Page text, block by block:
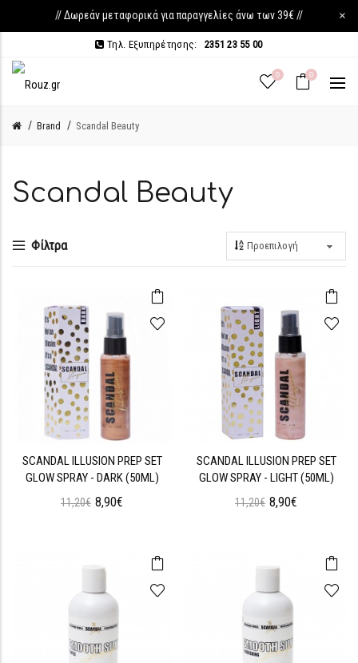
// Δωρεάν μεταφορικά για παραγγελίες άνω των 39€ // ×
Τηλ. Εξυπηρέτησης: 2351 23 55 00
0 0
Brand Scandal Beauty
Scandal Beauty
Φίλτρα
SCANDAL ILLUSION PREP SET
GLOW SPRAY - DARK (50ML)
11,20€ 8,90€
SCANDAL ILLUSION PREP SET
GLOW SPRAY - LIGHT (50ML)
11,20€ 8,90€